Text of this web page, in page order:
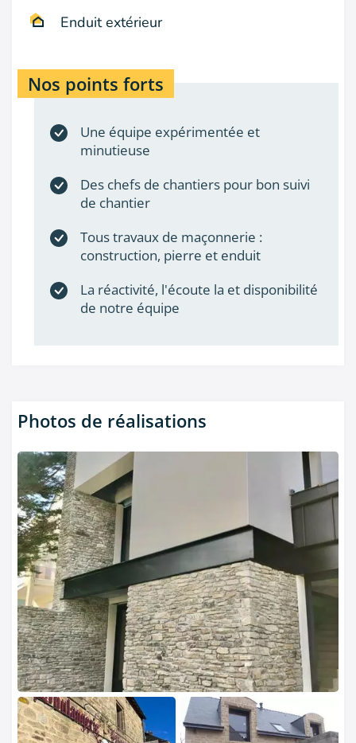
enduit extérieurde votre maison.
LB Maçonnerie va de paire avec LB
Pour votre jardin, nous avons une seconde équipe
Plus d'infos ici
Enduit extérieur
Nos points forts
Une équipe expérimentée et
minutieuse
Des chefs de chantiers pour bon suivi
de chantier
Tous travaux de maçonnerie :
construction, pierre et enduit
La réactivité, l'écoute la et disponibilité
de notre équipe
Photos de réalisations